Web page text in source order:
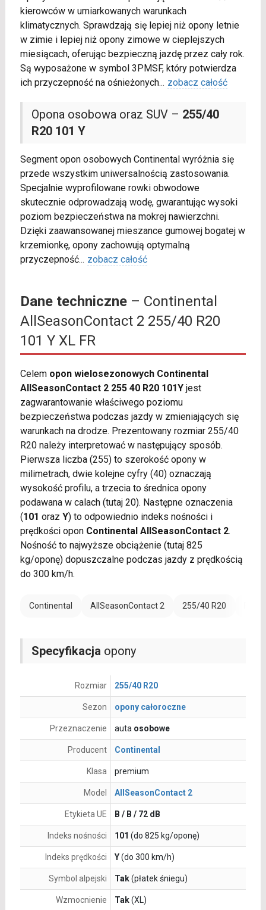
kierowców w umiarkowanych warunkach
klimatycznych. Sprawdzają się lepiej niż opony letnie
w zimie i lepiej niż opony zimowe w cieplejszych
miesiącach, oferując bezpieczną jazdę przez cały rok.
Są wyposażone w symbol 3PMSF, który potwierdza
ich przyczepność na ośnieżonych... zobacz całość
Opona osobowa oraz SUV – 255/40
R20 101 Y
Segment opon osobowych Continental wyróżnia się
przede wszystkim uniwersalnością zastosowania.
Specjalnie wyprofilowane rowki obwodowe
skutecznie odprowadzają wodę, gwarantując wysoki
poziom bezpieczeństwa na mokrej nawierzchni.
Dzięki zaawansowanej mieszance gumowej bogatej w
krzemionkę, opony zachowują optymalną
przyczepność... zobacz całość
Dane techniczne– Continental
AllSeasonContact 2 255/40 R20
101 Y XL FR
Celem opon wielosezonowych Continental
AllSeasonContact 2 255 40 R20 101Yjest
zagwarantowanie właściwego poziomu
bezpieczeństwa podczas jazdy w zmieniających się
warunkach na drodze. Prezentowany rozmiar 255/40
R20 należy interpretować w następujący sposób.
Pierwsza liczba (255) to szerokość opony w
milimetrach, dwie kolejne cyfry (40) oznaczają
wysokość profilu, a trzecia to średnica opony
podawana w calach (tutaj 20). Następne oznaczenia
(101 oraz Y) to odpowiednio indeks nośności i
prędkości opon Continental AllSeasonContact 2.
Nośność to najwyższe obciążenie (tutaj 825
kg/oponę) dopuszczalne podczas jazdy z prędkością
do 300 km/h.
Continental AllSeasonContact 2 255/40 R20
Specyfikacja opony
Rozmiar 255/40 R20
Sezon opony całoroczne
Przeznaczenie auta osobowe
Producent Continental
Klasa premium
Model AllSeasonContact 2
Etykieta UE B / B / 72 dB
Indeks nośności 101 (do 825 kg/oponę)
Indeks prędkości Y(do 300 km/h)
Symbol alpejski Tak(płatek śniegu)
Wzmocnienie Tak(XL)